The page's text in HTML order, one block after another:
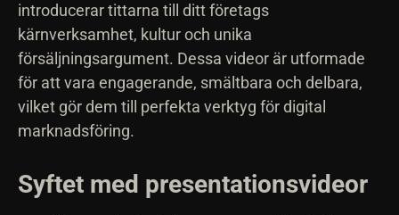
introducerar tittarna till ditt företags
kärnverksamhet, kultur och unika
försäljningsargument. Dessa videor är utformade
för att vara engagerande, smältbara och delbara,
vilket gör dem till perfekta verktyg för digital
marknadsföring.
Syftet med presentationsvideor